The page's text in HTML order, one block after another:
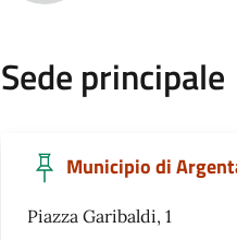
Sede principale
Municipio di
Piazza Garibaldi, 1